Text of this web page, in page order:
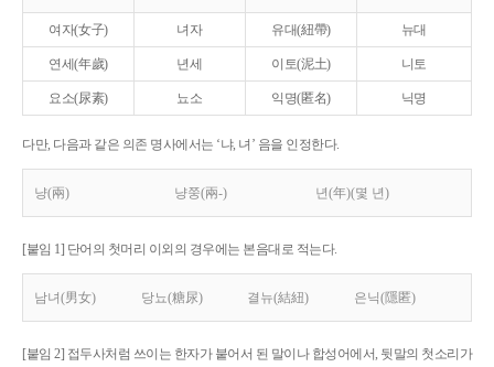
여자(女子) 녀자 유대(紐帶) 뉴대
연세(年歲) 년세 이토(泥土) 니토
요소(尿素) 뇨소 익명(匿名) 닉명
다만, 다음과 같은 의존 명사에서는 ‘냐, 녀’ 음을 인정한다.
냥(兩) 냥쭝(兩-) 년(年)(몇 년)
[붙임 1] 단어의 첫머리 이외의 경우에는 본음대로 적는다.
남녀(男女) 당뇨(糖尿) 결뉴(結紐) 은닉(隱匿)
[붙임 2] 접두사처럼 쓰이는 한자가 붙어서 된 말이나 합성어에서, 뒷말의 첫소리가